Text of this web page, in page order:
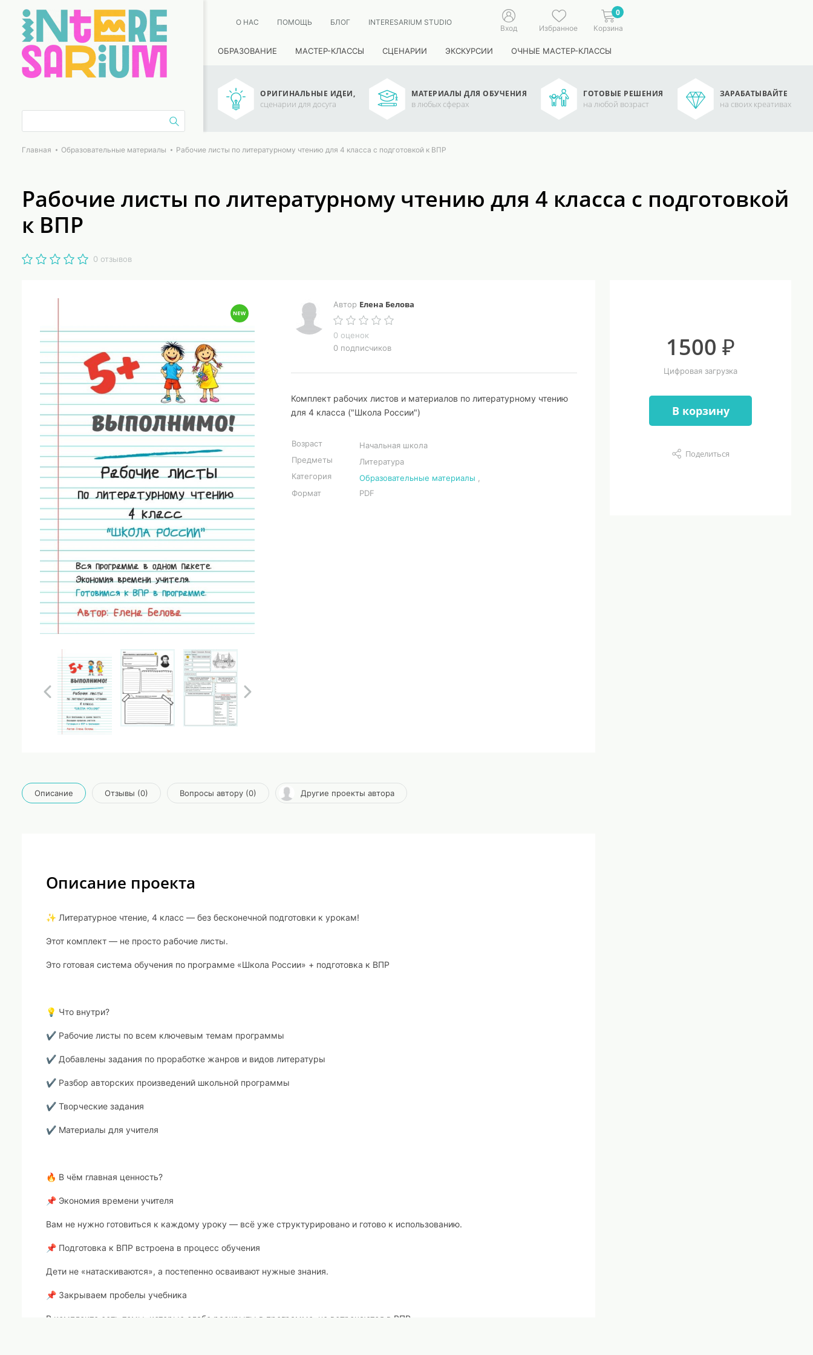
О НАС ПОМОЩЬ БЛОГ INTERESARIUM STUDIO
Вход Избранное
0
Корзина
ОБРАЗОВАНИЕ МАСТЕР-КЛАССЫ СЦЕНАРИИ ЭКСКУРСИИ ОЧНЫЕ МАСТЕР-КЛАССЫ
ОРИГИНАЛЬНЫЕ ИДЕИ,
сценарии для досуга
МАТЕРИАЛЫ ДЛЯ ОБУЧЕНИЯ
в любых сферах
ГОТОВЫЕ РЕШЕНИЯ
на любой возраст
ЗАРАБАТЫВАЙТЕ
на своих креативах
Главная Образовательные материалы Рабочие листы по литературному чтению для 4 класса с подготовкой к ВПР
Рабочие листы по литературному чтению для 4 класса с подготовкой
к ВПР
0 отзывов
Автор Елена Белова
0 оценок
0 подписчиков
Комплект рабочих листов и материалов по литературному чтению
для 4 класса ("Школа России")
Возраст
Начальная школа
Предметы
Литература
Категория
Образовательные материалы
Формат
PDF
1500 ₽
Цифровая загрузка
В корзину
Поделиться
Описание Отзывы (0) Вопросы автору (0) Другие проекты автора
Описание проекта
✨ Литературное чтение, 4 класс — без бесконечной подготовки к урокам!
Этот комплект — не просто рабочие листы.
Это готовая система обучения по программе «Школа России» + подготовка к ВПР
💡 Что внутри?
✔ Рабочие листы по всем ключевым темам программы
✔ Добавлены задания по проработке жанров и видов литературы
✔ Разбор авторских произведений школьной программы
✔ Творческие задания
✔ Материалы для учителя
🔥 В чём главная ценность?
📌 Экономия времени учителя
Вам не нужно готовиться к каждому уроку — всё уже структурировано и готово к использованию.
📌 Подготовка к ВПР встроена в процесс обучения
Дети не «натаскиваются», а постепенно осваивают нужные знания.
📌 Закрываем пробелы учебника
В комплекте есть темы, которые слабо раскрыты в программе, но встречаются в ВПР.